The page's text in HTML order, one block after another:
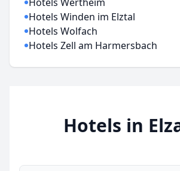
Hotels Winden im Elztal
Hotels Wolfach
Hotels Zell am Harmersbach
Hotels in